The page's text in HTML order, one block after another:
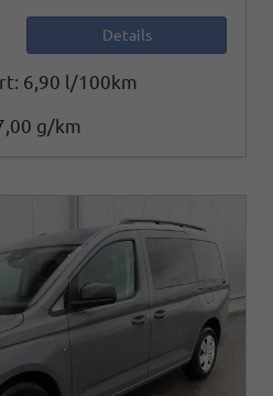
Details
6,90 l/100km
g/km